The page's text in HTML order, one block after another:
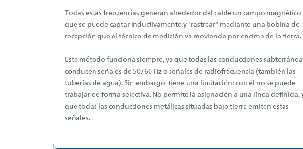
Todas estas frecuencias generan alrededor del cable un campo magnético
que se puede captar inductivamente y "rastrear" mediante una bobina de
recepción que el técnico de medición va moviendo por encima de la tierra.
Este método funciona siempre, ya que todas las conducciones
conducen señales de 50/60 Hz o señales de radiofrecuencia (también las
tuberías de agua). Sin embargo, tiene una limitación: con él no se puede
trabajar de forma selectiva. No permite la asignación a una línea definida,
que todas las conducciones metálicas situadas bajo tierra emiten estas
señales.